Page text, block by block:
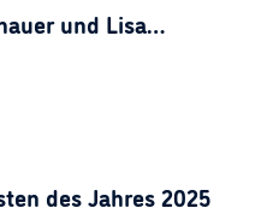
und Lisa
des Jahres 2025